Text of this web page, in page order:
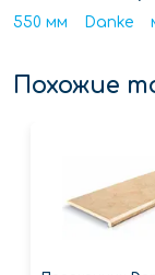
550 мм Danke
Похожие